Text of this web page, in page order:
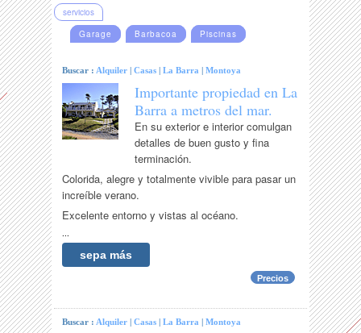
servicios
Garage
Barbacoa Piscinas
Buscar : Alquiler |Casas |La Barra |Montoya
Importante propiedad en La
Barra a metros del mar.
En su exterior e interior comulgan
detalles de buen gusto y fina
terminación.
Colorida, alegre y totalmente vivible para pasar un
increíble verano.
Excelente entorno y vistas al océano.
...
sepa más
Precios
Buscar : Alquiler |Casas |La Barra |Montoya